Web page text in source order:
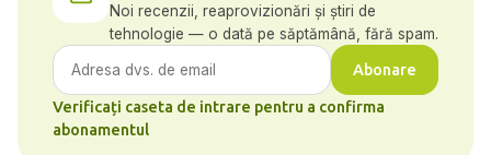
Noi recenzii, reaprovizionări și știri de
tehnologie — o dată pe săptămână, fără spam.
Abonare
Verificați caseta de intrare pentru a confirma
abonamentul